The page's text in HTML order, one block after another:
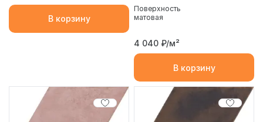
В корзину
Поверхность
матовая
4 040 ₽/м²
В корзину